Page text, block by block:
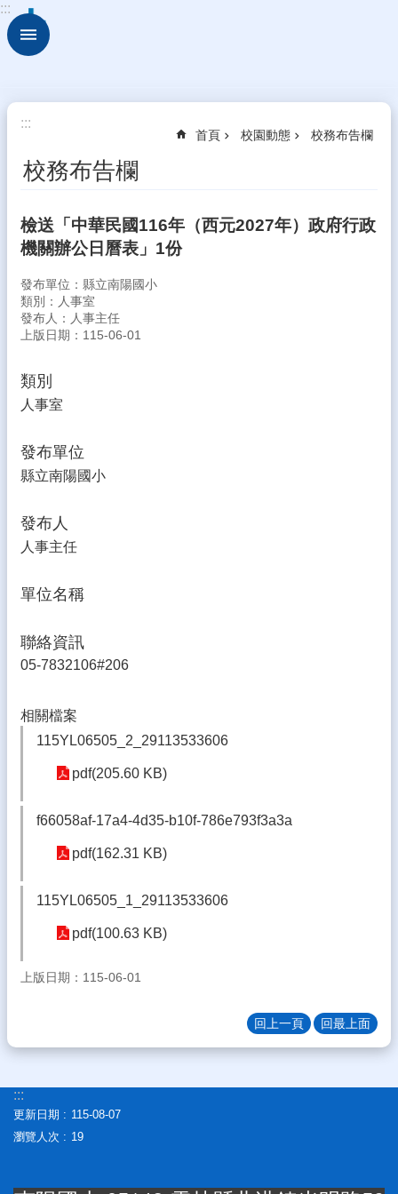
跳到主要內容區塊
進
校
動
態
識
本
行
政
處
學
生
區
校
成
果
務
E
雲
數
體
專
管
理
午
報
報
雲
縣
:::
:::
首頁 校園動態 校務布告欄
校務布告欄
檢送「中華民國116年（西元2027年）政府行政
機關辦公日曆表」1份
發布單位：縣立南陽國小
類別：人事室
發布人：人事主任
上版日期：115-06-01
類別
人事室
發布單位
縣立南陽國小
發布人
人事主任
單位名稱
聯絡資訊
05-7832106#206
相關檔案
115YL06505_2_29113533606
pdf(205.60 KB)
f66058af-17a4-4d35-b10f-786e793f3a3a
pdf(162.31 KB)
115YL06505_1_29113533606
pdf(100.63 KB)
上版日期：115-06-01
回上一頁 回最上面
:::
更新日期
115-08-07
瀏覽人次
19